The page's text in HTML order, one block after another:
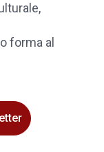
forma al